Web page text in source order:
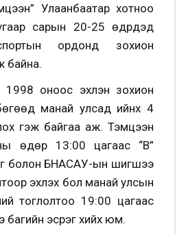
Улаанбаатар хотноо
сарын 20-25 өдрүүдэд
ордонд зохион
байна.
оноос эхлэн зохион
манай улсад ийнхүү 4
гэж байгаа аж. Тэмцээн
өдөр 13:00 цагаас “B”
болон БНАСАУ-ын шигшээ
эхлэх бол манай улсын
тоглолтоо 19:00 цагаас
эсрэг хийх юм.